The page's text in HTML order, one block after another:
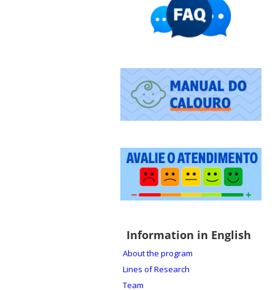
Information in English
About the program
Lines of Research
Team